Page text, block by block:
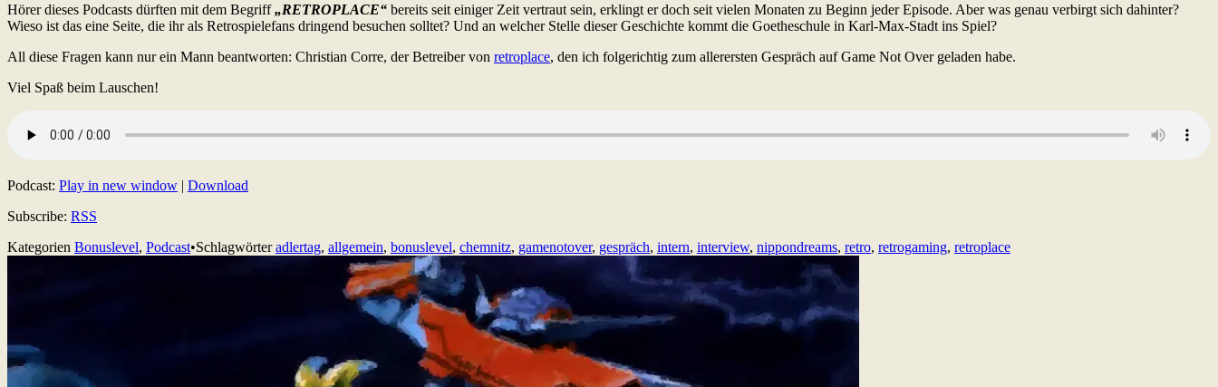
Hörer dieses Podcasts dürften mit dem Begriff„RETROPLACE“ bereits seit einiger Zeit vertraut sein, erklingt er doch seit vielen Monaten zu Beginn jeder Episode. Aber was genau verbirgt sich dahinter?
Wieso ist das eine Seite, die ihr als Retrospielefans dringend besuchen solltet? Und an welcher Stelle dieser Geschichte kommt die Goetheschule in Karl-Max-Stadt ins Spiel?
All diese Fragen kann nur ein Mann beantworten: Christian Corre, der Betreiber von retroplace, den ich folgerichtig zum allerersten Gespräch auf Game Not Over geladen habe.
Viel Spaß beim Lauschen!
Podcast: Play in new window | Download
Subscribe: RSS
Kategorien Bonuslevel, Podcast•Schlagwörteradlertag, allgemein, bonuslevel, chemnitz, gamenotover, gespräch, intern, interview, nippondreams, retro, retrogaming, retroplace